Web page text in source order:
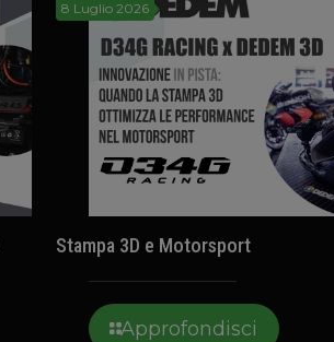
8 Luglio 2026
Stampa 3D e Motorsport
Approfondisci